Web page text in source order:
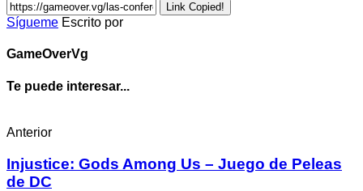
Link Copied!
Sígueme Escrito por
GameOverVg
Te puede interesar...
Anterior
Injustice: Gods Among Us – Juego de Peleas
de DC